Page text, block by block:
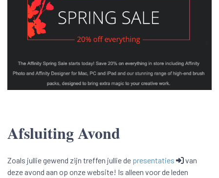
Afsluiting Avond
Zoals jullie gewend zijn treffen jullie de presentaties
van
deze avond aan op onze website! Is alleen voor de leden